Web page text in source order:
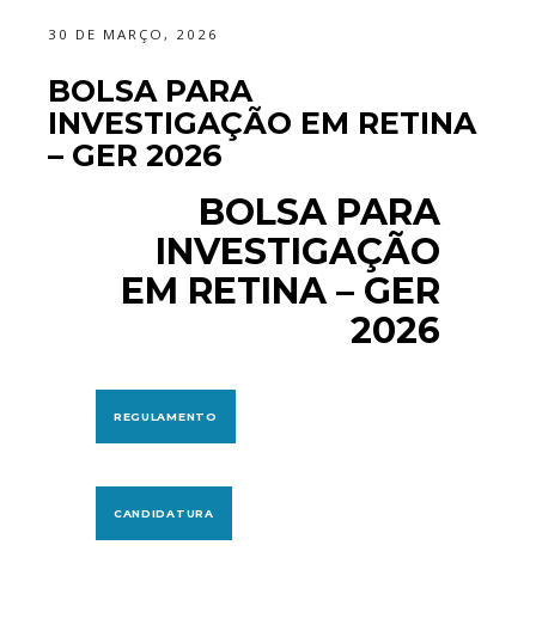
30 DE MARÇO, 2026
BOLSA PARA
INVESTIGAÇÃO EM RETINA
– GER 2026
BOLSA PARA
INVESTIGAÇÃO
EM RETINA – GER
2026
REGULAMENTO
CANDIDATURA